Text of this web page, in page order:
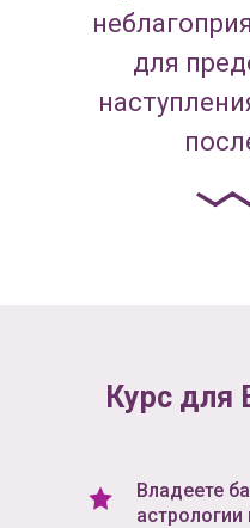
для
Курс для
Владеете